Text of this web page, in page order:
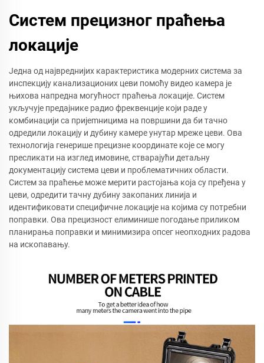
Систем прецизног праћења
локације
Једна од највреднијих карактеристика модерних система за
инспекцију канализационих цеви помоћу видео камера је
њихова напредна могућност праћења локације. Систем
укључује предајнике радио фреквенције који раде у
комбинацији са приjemницима на површини да би тачно
одредили локацију и дубину камере унутар мреже цеви. Ова
технологија генерише прецизне координате које се могу
пресликати на изглед имовине, стварајући детаљну
документацију система цеви и проблематичних области.
Систем за праћење може мерити растојања која су пређена у
цеви, одредити тачну дубину закопаних линија и
идентификовати специфичне локације на којима су потребни
поправки. Ова прецизност елиминише погодање приликом
планирања поправки и минимизира опсег неопходних радова
на ископавању.